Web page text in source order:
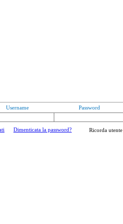
Username Password
Dimenticata la password? Ricorda utente